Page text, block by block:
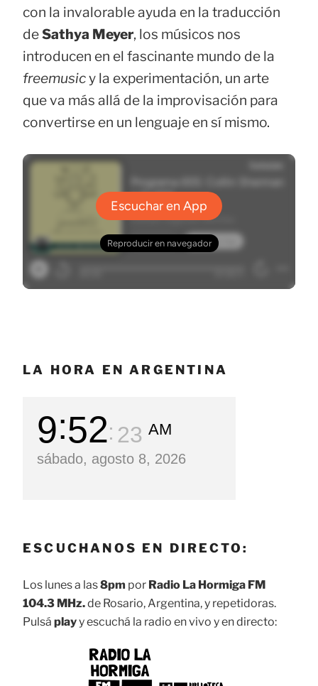
con la invalorable ayuda en la traducción
deSathya Meyer, los músicos nos
introducen en el fascinante mundo de la
freemusicy la experimentación, un arte
que va más allá de la improvisación para
convertirse en un lenguaje en sí mismo.
LA HORA EN ARGENTINA
9 52 25 AM
sábado, agosto 8, 2026
ESCUCHANOS EN DIRECTO:
Los lunes a las8pm por Radio La Hormiga FM
104.3 MHz.de Rosario, Argentina, y repetidoras.
Pulsá playy escuchá la radio en vivo y en directo: